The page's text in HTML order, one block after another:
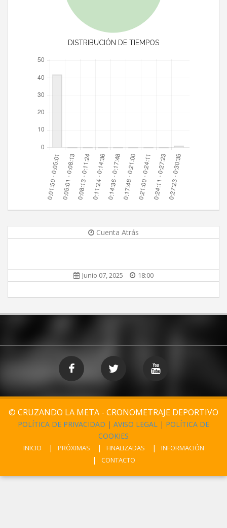
DISTRIBUCIÓN DE TIEMPOS
Cuenta Atrás
Junio 07, 2025 18:00
© CRUZANDO LA META - CRONOMETRAJE DEPORTIVO
POLÍTICA DE PRIVACIDAD | AVISO LEGAL | POLÍTICA DE
COOKIES
INICIO PRÓXIMAS FINALIZADAS
INFORMACIÓN
CONTACTO